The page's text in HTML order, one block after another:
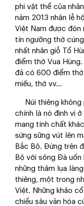
phi vật thể của
năm 2013 nhân lễ
Việt Nam được đón
tín ngưỡng thờ
nhất nhân giỗ Tổ
điểm thờ Vua
đã có 600 điểm thờ
miếu, thờ vv…
Núi thiêng không
chính là nó định vị
mang tính chất
sừng sững vút lên
Bắc Bộ. Đứng trên
Bộ với sông Đà
những thảm lụa
thiêng, một trong
Việt. Những khảo
chiều sâu văn hóa